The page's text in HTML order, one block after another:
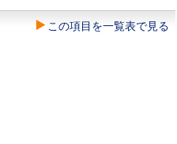
この項目を一覧表で見る